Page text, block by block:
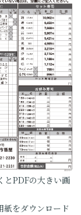
とPDFの大きい画
をダウンロード